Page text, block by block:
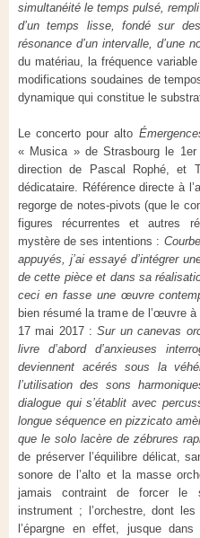
simultanéité le temps pulsé,
d’un temps lisse, fondé sur
résonance d’un intervalle, d’une
du matériau, la fréquence
modifications soudaines de
dynamique qui constitue le
Le concerto pour alto
« Musica » de Strasbourg le 1 er
direction de Pascal Rophé, et
dédicataire. Référence directe à
regorge de notes-pivots (que le
figures récurrentes et autres
mystère de ses intentions :
appuyés, j’ai essayé d’intégrer
de cette pièce et dans sa
ceci en fasse une œuvre
bien résumé la trame de l’œuvre à
17 mai 2017 :Sur un canevas
livre d’abord d’anxieuses
deviennent acérés sous la
l’utilisation des sons
dialogue qui s’établit avec
longue séquence en pizzicato
que le solo lacère de zébrures
de préserver l’équilibre délicat,
sonore de l’alto et la masse
jamais contraint de forcer le
instrument ; l’orchestre, dont
l’épargne en effet, jusque